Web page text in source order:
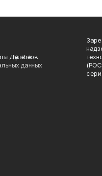
Дәүләтбәков
данных